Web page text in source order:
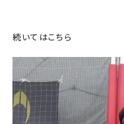
続いてはこちら